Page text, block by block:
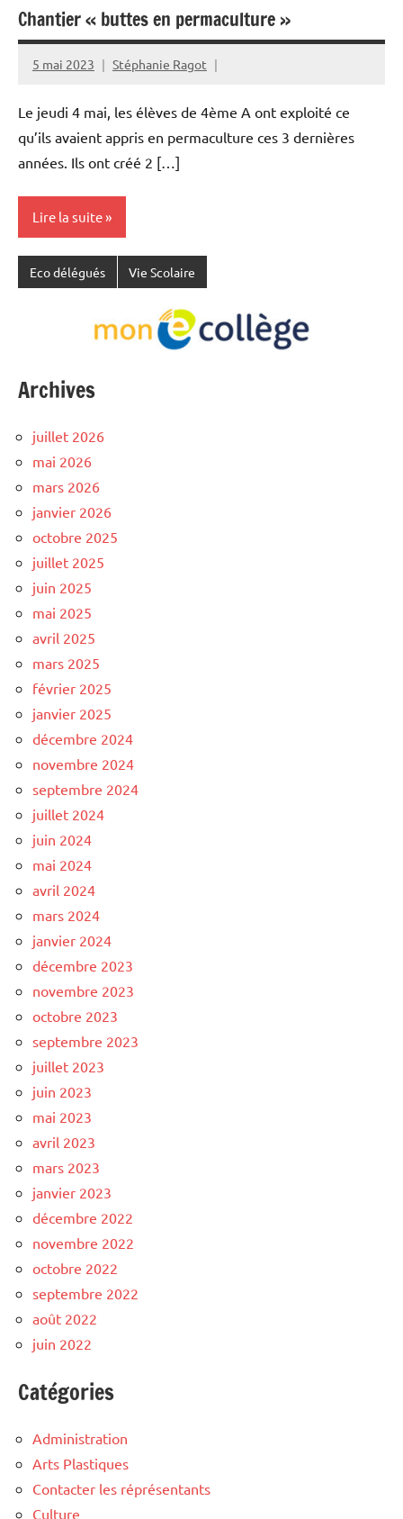
Chantier « buttes en permaculture »
5 mai 2023 Stéphanie Ragot
Le jeudi 4 mai, les élèves de 4ème A ont exploité ce
qu’ils avaient appris en permaculture ces 3 dernières
années. Ils ont créé 2 […]
Lire la suite
Eco délégués Vie Scolaire
Archives
juillet 2026
mai 2026
mars 2026
janvier 2026
octobre 2025
juillet 2025
juin 2025
mai 2025
avril 2025
mars 2025
février 2025
janvier 2025
décembre 2024
novembre 2024
septembre 2024
juillet 2024
juin 2024
mai 2024
avril 2024
mars 2024
janvier 2024
décembre 2023
novembre 2023
octobre 2023
septembre 2023
juillet 2023
juin 2023
mai 2023
avril 2023
mars 2023
janvier 2023
décembre 2022
novembre 2022
octobre 2022
septembre 2022
août 2022
juin 2022
Catégories
Administration
Arts Plastiques
Contacter les réprésentants
Culture